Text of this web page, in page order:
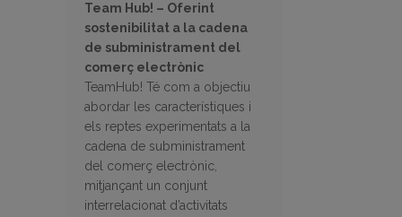
Team Hub! – Oferint
sostenibilitat a la cadena
de subministrament del
comerç electrònic
TeamHub! Té com a objectiu
abordar les característiques i
els reptes experimentats a la
cadena de subministrament
del comerç electrònic,
mitjançant un conjunt
interrelacionat d’activitats